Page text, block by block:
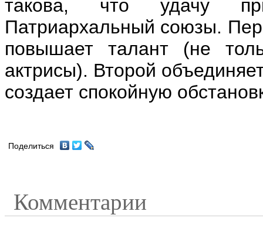
такова, что удачу
Патриархальный союзы.
повышает талант (не
актрисы). Второй
создает спокойную
Поделиться
Комментарии